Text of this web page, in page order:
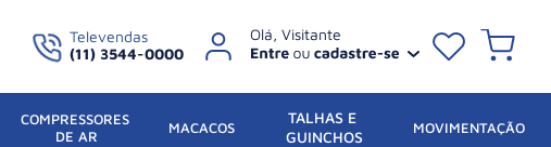
Televendas
(11) 3544-0000
COMPRESSORES
DE AR
MACACOS
TALHAS E
GUINCHOS
MOVIMENTAÇÃO